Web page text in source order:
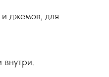
джемов, для
внутри.